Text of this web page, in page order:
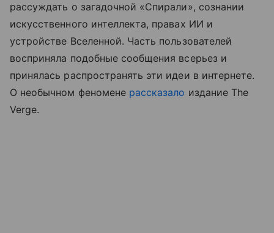
рассуждать о загадочной «Спирали», сознании
искусственного интеллекта, правах ИИ и
устройстве Вселенной. Часть пользователей
восприняла подобные сообщения всерьез и
принялась распространять эти идеи в интернете.
О необычном феномене рассказало издание The
Verge.